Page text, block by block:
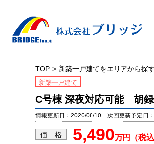
TOP 新築一戸建てをエリアから探す
新築一戸建て
C号棟 深夜対応可能 胡録
情報更新日：2026/08/10 次回更新予定日
価 格 5,490万円（税込